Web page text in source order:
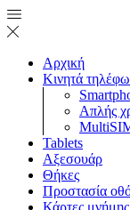
Αρχική
Κινητά
Απλής
Tablets
Αξεσουάρ
Θήκες
Προστασία
Κάρτες μνήμης